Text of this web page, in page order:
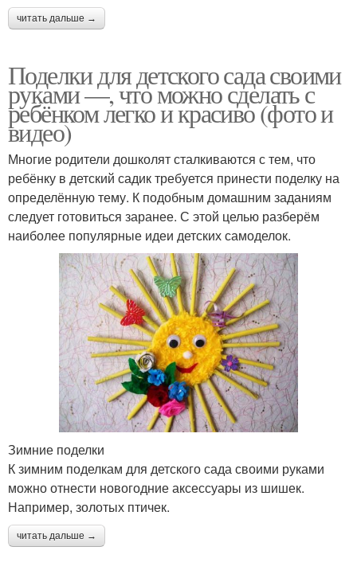
читать дальше →
Поделки для детского сада своими
руками —, что можно сделать с
ребёнком легко и красиво (фото и
видео)
Многие родители дошколят сталкиваются с тем, что
ребёнку в детский садик требуется принести поделку на
определённую тему. К подобным домашним заданиям
следует готовиться заранее. С этой целью разберём
наиболее популярные идеи детских самоделок.
Зимние поделки
К зимним поделкам для детского сада своими руками
можно отнести новогодние аксессуары из шишек.
Например, золотых птичек.
читать дальше →